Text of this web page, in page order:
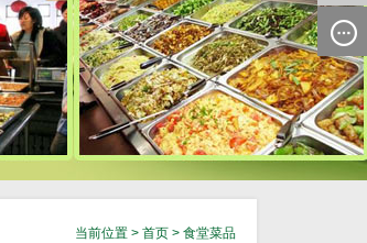
当前位置 > 首页> 食堂菜品